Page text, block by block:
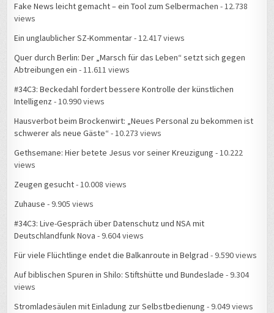
Fake News leicht gemacht – ein Tool zum Selbermachen - 12.738
views
Ein unglaublicher SZ-Kommentar- 12.417 views
Quer durch Berlin: Der „Marsch für das Leben“ setzt sich gegen
Abtreibungen ein - 11.611 views
#34C3: Beckedahl fordert bessere Kontrolle der künstlichen
Intelligenz - 10.990 views
Hausverbot beim Brockenwirt: „Neues Personal zu bekommen ist
schwerer als neue Gäste“ - 10.273 views
Gethsemane: Hier betete Jesus vor seiner Kreuzigung - 10.222
views
Zeugen gesucht- 10.008 views
Zuhause - 9.905 views
#34C3: Live-Gespräch über Datenschutz und NSA mit
Deutschlandfunk Nova - 9.604 views
Für viele Flüchtlinge endet die Balkanroute in Belgrad - 9.590 views
Auf biblischen Spuren in Shilo: Stiftshütte und Bundeslade - 9.304
views
Stromladesäulen mit Einladung zur Selbstbedienung - 9.049 views